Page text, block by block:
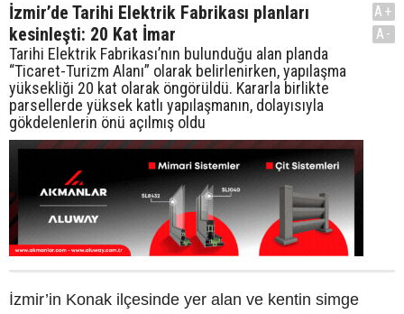
İzmir’de Tarihi Elektrik Fabrikası planları
kesinleşti: 20 Kat İmar
Tarihi Elektrik Fabrikası’nın bulunduğu alan planda
“Ticaret-Turizm Alanı” olarak belirlenirken, yapılaşma
yüksekliği 20 kat olarak öngörüldü. Kararla birlikte
parsellerde yüksek katlı yapılaşmanın, dolayısıyla
gökdelenlerin önü açılmış oldu
A+
A-
İzmir’in Konak ilçesinde yer alan ve kentin simge